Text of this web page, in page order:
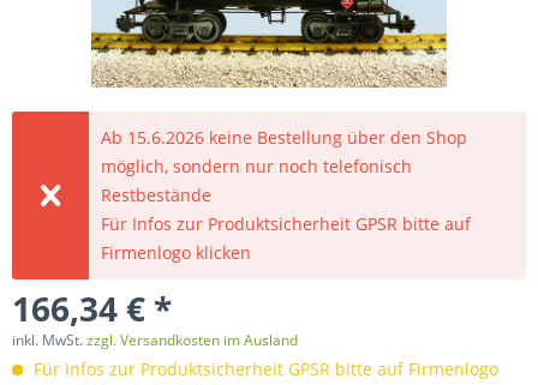
Ab 15.6.2026 keine Bestellung über den Shop
möglich, sondern nur noch telefonisch
Restbestände
Für Infos zur Produktsicherheit GPSR bitte auf
Firmenlogo klicken
166,34 € *
inkl. MwSt.zzgl. Versandkosten im Ausland
Für Infos zur Produktsicherheit GPSR bitte auf Firmenlogo